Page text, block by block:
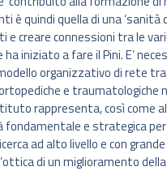
è quindi quella di una ‘sanità
creare connessioni tra le
iniziato a fare il Pini. E’
organizzativo di rete
e traumatologiche
rappresenta, così come
e strategica
ad alto livello e con grande
di un miglioramento